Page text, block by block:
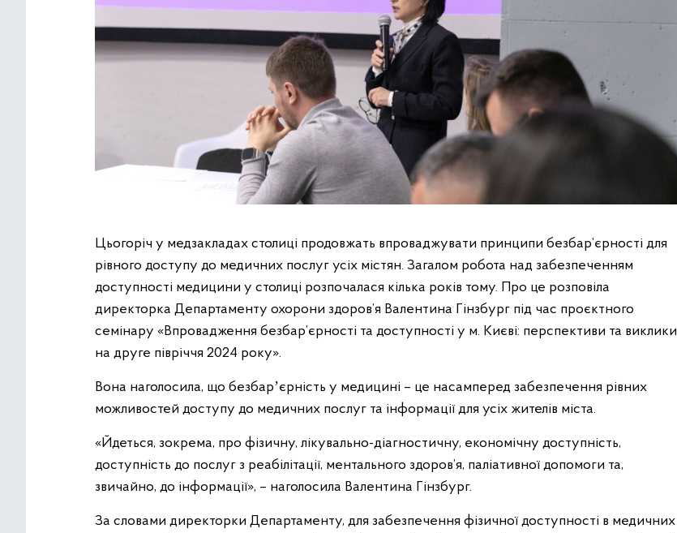
Цьогоріч у медзакладах столиці продовжать впроваджувати принципи безбар’єрності для
рівного доступу до медичних послуг усіх містян. Загалом робота над забезпеченням
доступності медицини у столиці розпочалася кілька років тому. Про це розповіла
директорка Департаменту охорони здоров’я Валентина Гінзбург під час проєктного
семінару «Впровадження безбар’єрності та доступності у м. Києві: перспективи та виклики
на друге півріччя 2024 року».
Вона наголосила, що безбарʼєрність у медицині – це насамперед забезпечення рівних
можливостей доступу до медичних послуг та інформації для усіх жителів міста.
«Йдеться, зокрема, про фізичну, лікувально-діагностичну, економічну доступність,
доступність до послуг з реабілітації, ментального здоров’я, паліативної допомоги та,
звичайно, до інформації», – наголосила Валентина Гінзбург.
За словами директорки Департаменту, для забезпечення фізичної доступності в медичних